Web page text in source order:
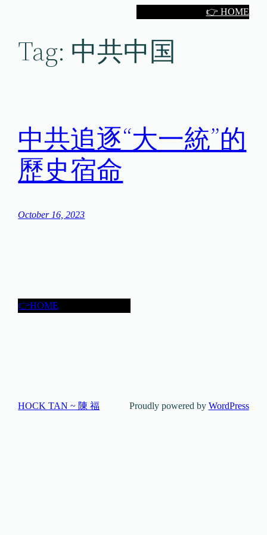
👉 HOME
Tag: 中共中国
中共追逐“大一統”的
歷史宿命
October 16, 2023
👉HOME
HOCK TAN ~ 陳 福 Proudly powered by WordPress